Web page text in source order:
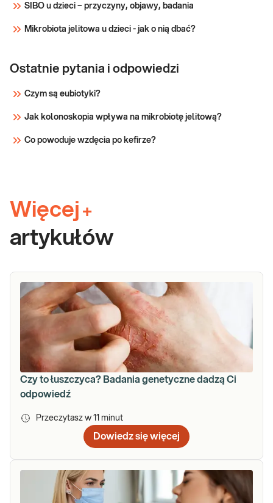
SIBO u dzieci – przyczyny, objawy, badania
Mikrobiota jelitowa u dzieci - jak o nią dbać?
Ostatnie pytania i odpowiedzi
Czym są eubiotyki?
Jak kolonoskopia wpływa na mikrobiotę jelitową?
Co powoduje wzdęcia po kefirze?
Więcej +
artykułów
Czy to łuszczyca? Badania genetyczne dadzą Ci
odpowiedź
Przeczytasz w 11 minut
Dowiedz się więcej